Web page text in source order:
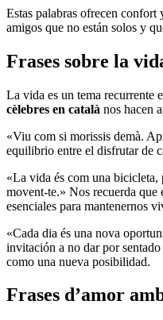
Estas palabras ofrecen confort
amigos que no están solos y
Frases sobre la
La vida es un tema recurrente
cèlebres en català nos hacen
«Viu com si morissis demà.
equilibrio entre el disfrutar de
«La vida és com una
movent-te.» Nos recuerda
esenciales para mantenernos
«Cada dia és una nova
invitación a no dar por
como una nueva posibilidad.
Frases d’amor